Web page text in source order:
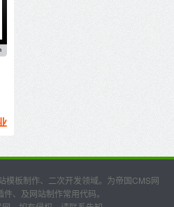
模板制作、二次开发领域。为帝国CMS网
、及网站制作常用代码。